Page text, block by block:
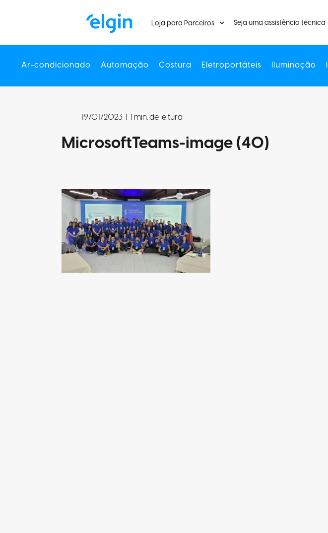
Loja para Parceiros Seja uma assistência técnica
Ar-condicionado Automação Costura Eletroportáteis Iluminação
19/01/2023 | 1 min. de leitura
MicrosoftTeams-image (40)